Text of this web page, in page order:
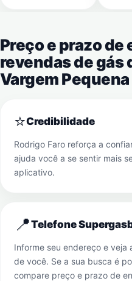
Preço e prazo de
revendas de gás
Vargem Pequena
⭐Credibilidade
Rodrigo Faro reforça a
ajuda você a se sentir mais
aplicativo.
📍Telefone
Informe seu endereço e veja
de você. Se a sua busca é
compare preço e prazo de